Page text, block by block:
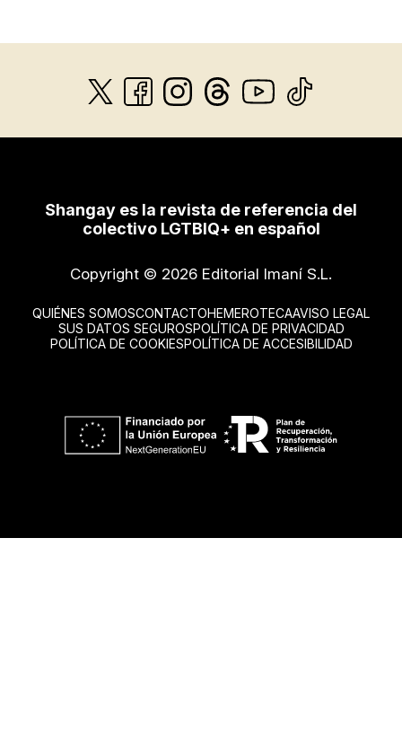
Shangay es la revista de referencia del
colectivo LGTBIQ+ en español
Copyright © 2026 Editorial Imaní S.L.
QUIÉNES SOMOSCONTACTOHEMEROTECAAVISO LEGAL
SUS DATOS SEGUROSPOLÍTICA DE PRIVACIDAD
POLÍTICA DE COOKIESPOLÍTICA DE ACCESIBILIDAD